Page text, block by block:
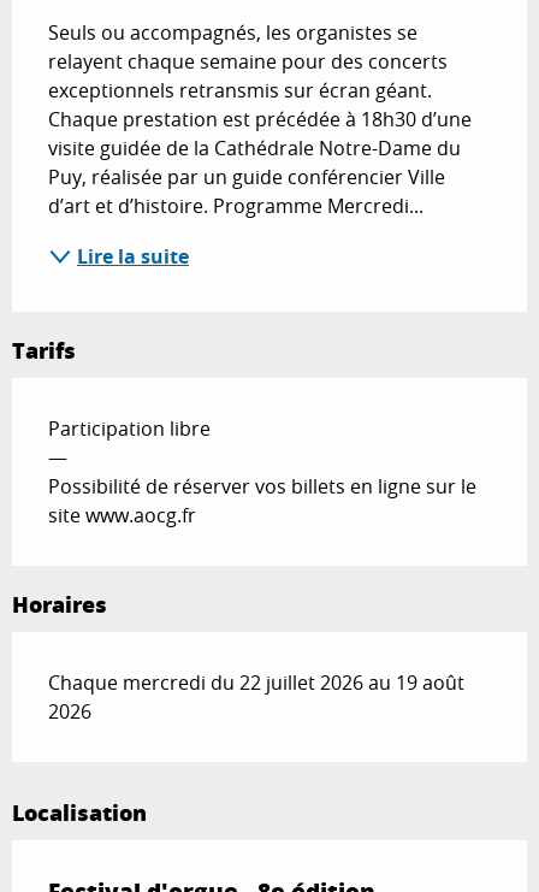
Seuls ou accompagnés, les organistes se
relayent chaque semaine pour des concerts
exceptionnels retransmis sur écran géant.
Chaque prestation est précédée à 18h30 d’une
visite guidée de la Cathédrale Notre-Dame du
Puy, réalisée par un guide conférencier Ville
d’art et d’histoire. Programme Mercredi...
Lire la suite
Tarifs
Participation libre
—
Possibilité de réserver vos billets en ligne sur le
site www.aocg.fr
Horaires
Chaque mercredi du 22 juillet 2026 au 19 août
2026
Localisation